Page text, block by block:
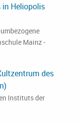
in Heliopolis
Mainz -
des
Instituts der